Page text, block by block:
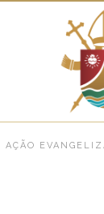
AÇÃO
da esperança: